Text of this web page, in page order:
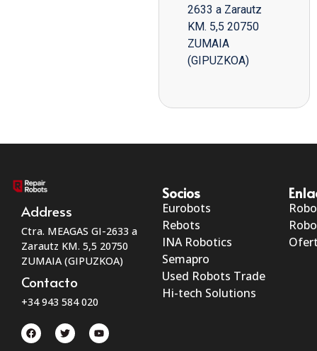
2633 a Zarautz
KM. 5,5 20750
ZUMAIA
(GIPUZKOA)
Address
Ctra. MEAGAS GI-2633 a
Zarautz KM. 5,5 20750
ZUMAIA (GIPUZKOA)
Contacto
+34 943 584 020
Socios
Eurobots
Rebots
INA Robotics
Semapro
Used Robots Trade
Hi-tech Solutions